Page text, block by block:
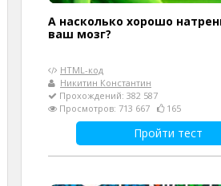
А насколько хорошо
ваш мозг?
HTML-код
Никитин Константин
Прохождений: 382 587
Просмотров: 713 667
165
Пройти тест